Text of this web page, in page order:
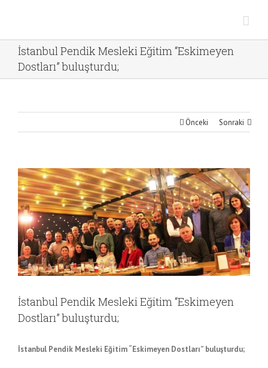
İstanbul Pendik Mesleki Eğitim “Eskimeyen
Dostları” buluşturdu;
Önceki Sonraki
View
Larger
Image
İstanbul Pendik Mesleki Eğitim “Eskimeyen
Dostları” buluşturdu;
İstanbul Pendik Mesleki Eğitim “Eskimeyen Dostları” buluşturdu;